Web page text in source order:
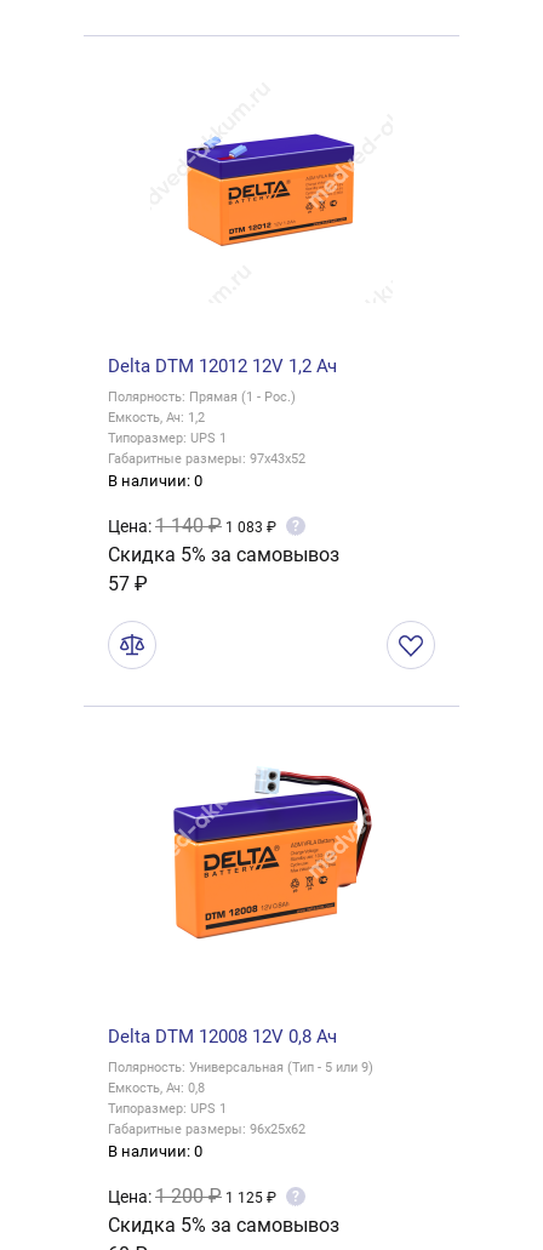
Delta DTM 12012 12V 1,2 Ач
Полярность: Прямая (1 - Рос.)
Емкость, Ач: 1,2
Типоразмер: UPS 1
Габаритные размеры: 97x43x52
В наличии: 0
Цена:1 140 ₽ 1 083 ₽ ?
Скидка 5% за самовывоз
57 ₽
Delta DTM 12008 12V 0,8 Ач
Полярность: Универсальная (Тип - 5 или 9)
Емкость, Ач: 0,8
Типоразмер: UPS 1
Габаритные размеры: 96x25x62
В наличии: 0
Цена:1 200 ₽ 1 125 ₽ ?
Скидка 5% за самовывоз